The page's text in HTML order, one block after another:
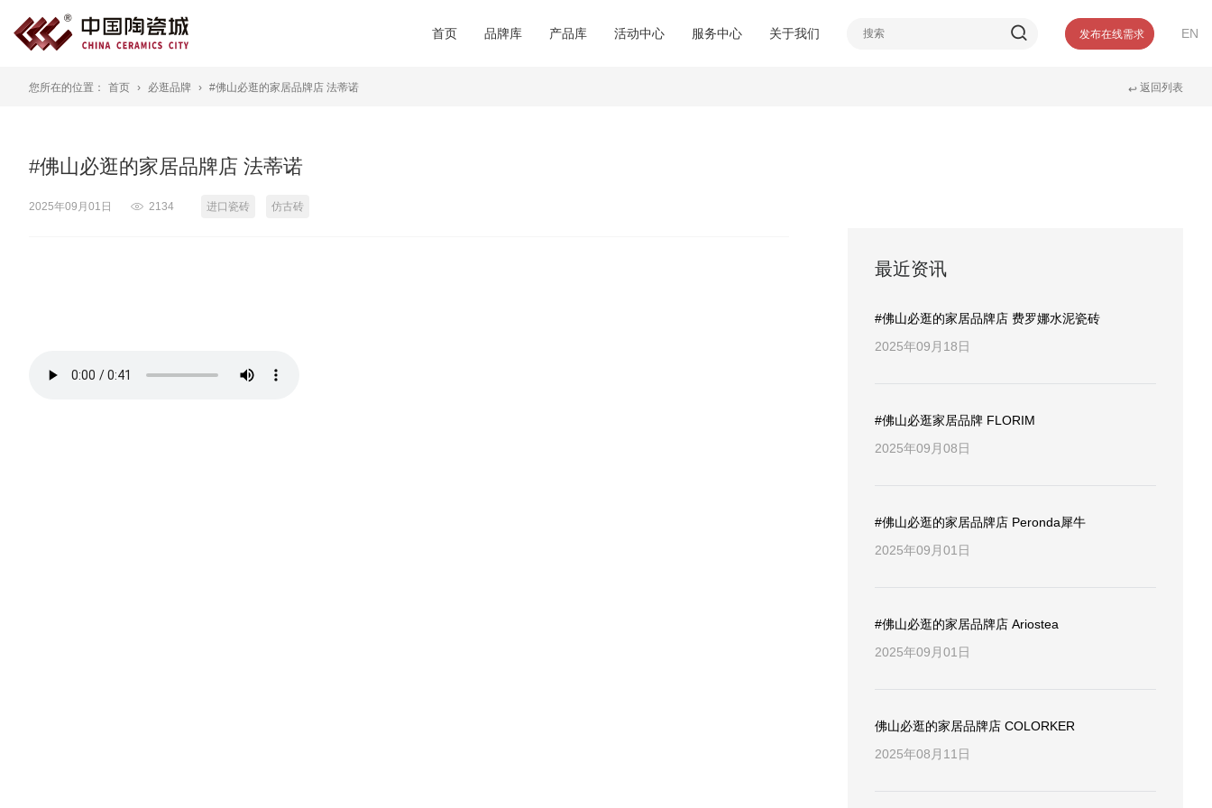
首页 品牌库
品牌合集 产品库
产品合集 活动中心 服务中心 关于我们 发布在线需求 EN
您所在的位置： 首页 必逛品牌 #佛山必逛的家居品牌店 法蒂诺 ↩ 返回列表
#佛山必逛的家居品牌店 法蒂诺
2025年09月01日 2134 进口瓷砖 仿古砖
最近资讯
#佛山必逛的家居品牌店 费罗娜水泥瓷砖
2025年09月18日
#佛山必逛家居品牌 FLORIM
2025年09月08日
#佛山必逛的家居品牌店 Peronda犀牛
2025年09月01日
#佛山必逛的家居品牌店 Ariostea
2025年09月01日
佛山必逛的家居品牌店 COLORKER
2025年08月11日